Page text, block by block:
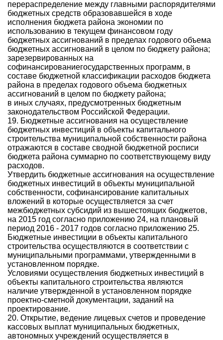
перераспределение между главными распорядителями
бюджетных средств образовавшейся в ходе
исполнения бюджета района экономии по
использованию в текущем финансовом году
бюджетных ассигнований в пределах годового объема
бюджетных ассигнований в целом по бюджету района;
зарезервированных на
софинансированиегосударственных программ, в
составе бюджетной классификации расходов бюджета
района в пределах годового объема бюджетных
ассигнований в целом по бюджету района;
в иных случаях, предусмотренных бюджетным
законодательством Российской Федерации.
19. Бюджетные ассигнования на осуществление
бюджетных инвестиций в объекты капитального
строительства муниципальной собственности района
отражаются в составе сводной бюджетной росписи
бюджета района суммарно по соответствующему виду
расходов.
Утвердить бюджетные ассигнования на осуществление
бюджетных инвестиций в объекты муниципальной
собственности, софинансирование капитальных
вложений в которые осуществляется за счет
межбюджетных субсидий из вышестоящих бюджетов,
на 2015 год согласно приложению 24, на плановый
период 2016 - 2017 годов согласно приложению 25.
Бюджетные инвестиции в объекты капитального
строительства осуществляются в соответствии c
муниципальными программами, утвержденными в
установленном порядке.
Условиями осуществления бюджетных инвестиций в
объекты капитального строительства являются
наличие утвержденной в установленном порядке
проектно-сметной документации, заданий на
проектирование.
20. Открытие, ведение лицевых счетов и проведение
кассовых выплат муниципальных бюджетных,
автономных учреждений осуществляется в